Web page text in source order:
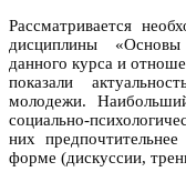
Рассматривается
дисциплины
данного курса и
показали
молодежи.
социально-
них
форме (дискуссии,